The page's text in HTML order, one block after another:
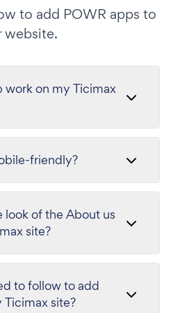
to add POWR apps to
website.
work on my Ticimax
friendly?
look of the About us
site?
to follow to add
site?